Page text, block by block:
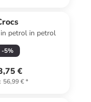
petrol in petrol
-5%
€
: 56,99 €*